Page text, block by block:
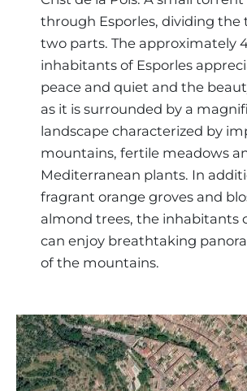
through Esporles, dividing the
two parts. The approximately
inhabitants of Esporles
peace and quiet and the
as it is surrounded by a
landscape characterized by
mountains, fertile meadows
Mediterranean plants. In
fragrant orange groves and
almond trees, the inhabitants
can enjoy breathtaking
of the mountains.